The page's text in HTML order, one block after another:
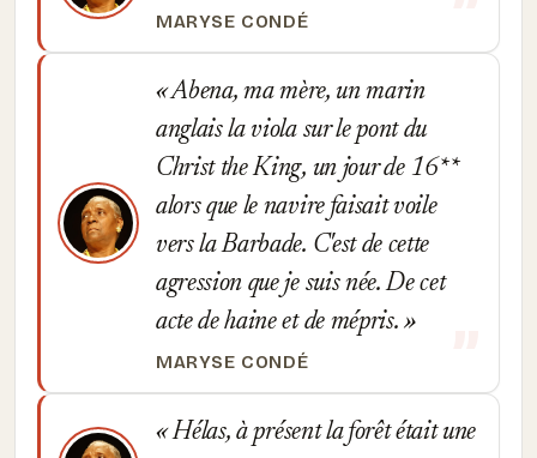
MARYSE CONDÉ
Abena, ma mère, un marin
anglais la viola sur le pont du
Christ the King, un jour de 16**
alors que le navire faisait voile
vers la Barbade. C'est de cette
agression que je suis née. De cet
acte de haine et de mépris.
MARYSE CONDÉ
Hélas, à présent la forêt était une